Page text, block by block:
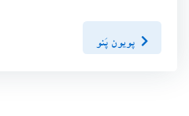
پويون پَنو